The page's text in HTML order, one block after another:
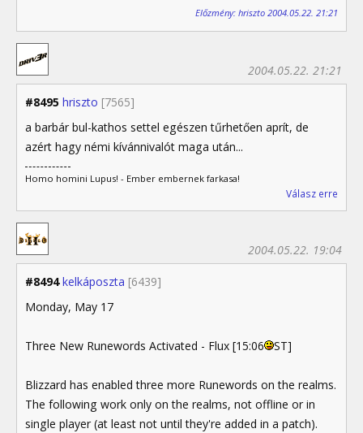
Előzmény: hriszto 2004.05.22. 21:21
#8495 hriszto [7565]
2004.05.22. 21:21
a barbár bul-kathos settel egészen tűrhetően aprít, de
azért hagy némi kívánnivalót maga után...
Homo homini Lupus! - Ember embernek farkasa!
Válasz erre
#8494 kelkáposzta [6439]
2004.05.22. 19:04
Monday, May 17
Three New Runewords Activated - Flux [15:06 ST]
Blizzard has enabled three more Runewords on the realms.
The following work only on the realms, not offline or in
single player (at least not until they're added in a patch).